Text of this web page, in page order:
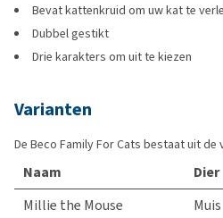
Bevat kattenkruid om uw kat te
Dubbel gestikt
Drie karakters om uit te kiezen
Varianten
De Beco Family For Cats bestaat uit
Naam Dier
Millie the Mouse
Muis